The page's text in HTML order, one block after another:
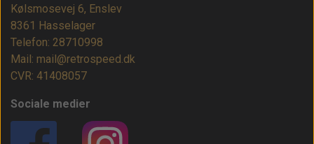
Kølsmosevej 6, Enslev
8361 Hasselager
Telefon: 28710998
Mail: mail@retrospeed.dk
CVR: 41408057
Sociale medier